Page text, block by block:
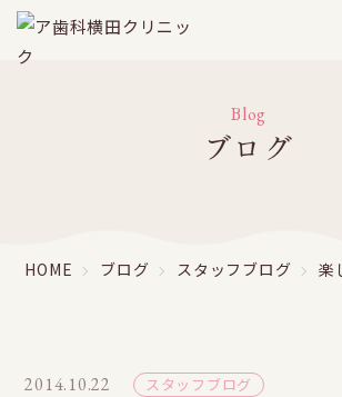
Blog
ブログ
HOME ブログ スタッフブログ 楽
2014.10.22 スタッフブログ